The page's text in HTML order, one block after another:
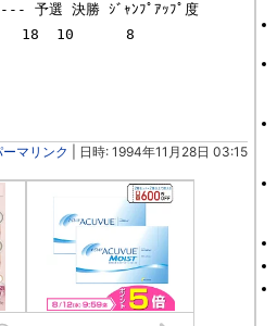
決勝 ｼﾞｬﾝﾌﾟｱｯﾌﾟ度
18  10      8
ーマリンク | 日時: 1994年11月28日 03:15